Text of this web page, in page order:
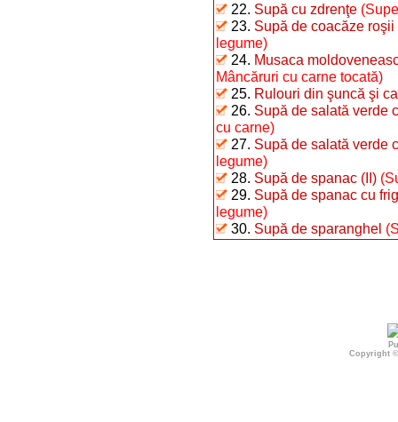
22. Supă cu zdrenţe
23. Supă de coacăze roşii
legume)
24. Musaca
Mâncăruri cu carne tocată)
25. Rulouri din şuncă şi
26. Supă de salată verde
cu carne)
27. Supă de salată verde
legume)
28. Supă de spanac (II)
29. Supă de spanac cu
legume)
30. Supă de sparanghel
Copyright